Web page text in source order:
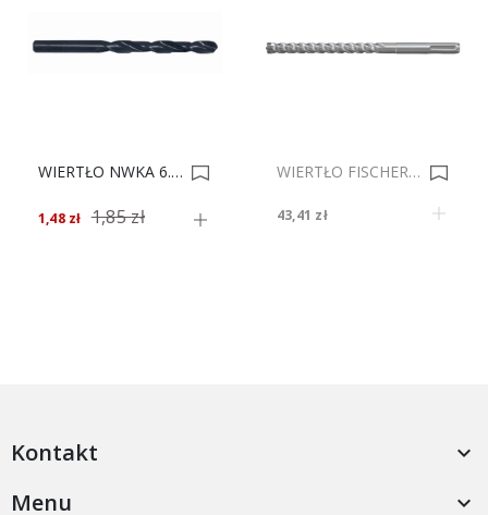
WIERTŁO NWKA 6.1 SARIUS * 0004634
1,48 zł 1,85 zł
WIERTŁO FISCHER SDS QUATTRIC 8/210 0007940
43,41 zł
Kontakt 
Menu 